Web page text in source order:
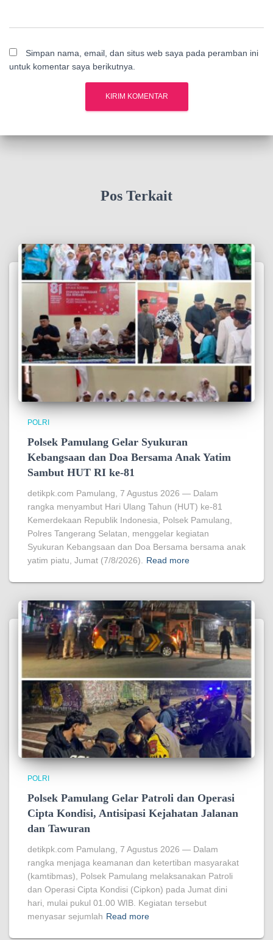
Simpan nama, email, dan situs web saya pada peramban ini
untuk komentar saya berikutnya.
Pos Terkait
POLRI
Polsek Pamulang Gelar Syukuran
Kebangsaan dan Doa Bersama Anak Yatim
Sambut HUT RI ke-81
detikpk.com Pamulang, 7 Agustus 2026 — Dalam
rangka menyambut Hari Ulang Tahun (HUT) ke-81
Kemerdekaan Republik Indonesia, Polsek Pamulang,
Polres Tangerang Selatan, menggelar kegiatan
Syukuran Kebangsaan dan Doa Bersama bersama anak
yatim piatu, Jumat (7/8/2026).
Read more
POLRI
Polsek Pamulang Gelar Patroli dan Operasi
Cipta Kondisi, Antisipasi Kejahatan Jalanan
dan Tawuran
detikpk.com Pamulang, 7 Agustus 2026 — Dalam
rangka menjaga keamanan dan ketertiban masyarakat
(kamtibmas), Polsek Pamulang melaksanakan Patroli
dan Operasi Cipta Kondisi (Cipkon) pada Jumat dini
hari, mulai pukul 01.00 WIB. Kegiatan tersebut
menyasar sejumlah Read more